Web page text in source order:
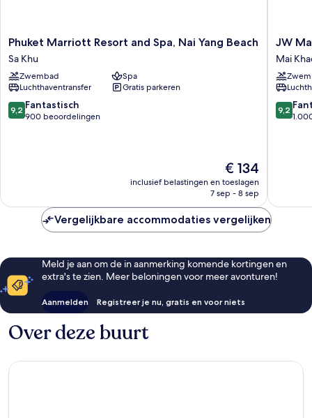
Phuket
Marriott
Resort
and
Spa,
Nai
Yang
Phuket Marriott Resort and Spa, Nai Yang Beach
Sa Khu
Zwembad
Spa
Luchthaventransfer
Gratis parkeren
9.2
van
9,2 Fantastisch
900 beoordelingen
De
prijs
is
€ 134
inclusief belastingen en toeslagen
7 sep - 8 sep
JW
Marriott
Phuket
Resort
&
Spa
Mai
JW
Mai
9.2
van
9,2
Vergelijkbare accommodaties vergelijken
Meld je aan om de in aanmerking komende kortingen en
extra's te zien. Meer beloningen voor meer avonturen!
Aanmelden Registreer je nu, gratis en voor niets
Over deze buurt